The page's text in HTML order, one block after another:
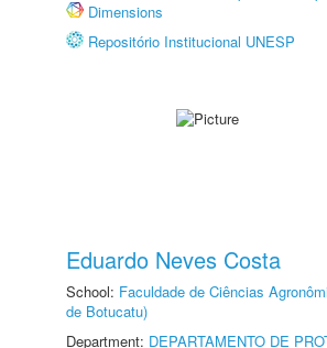
Dimensions
Repositório Institucional UNESP
Eduardo Neves Costa
School: Faculdade de Ciências
de Botucatu)
Department: DEPARTAMENTO DE